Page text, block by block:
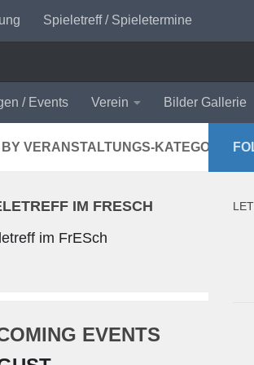
Spieletreff / Spieletermine
/ Events Verein Bilder Gallerie
VERANSTALTUNGS-KATEGORIE
IM FRESCH
im FrESch
EVENTS